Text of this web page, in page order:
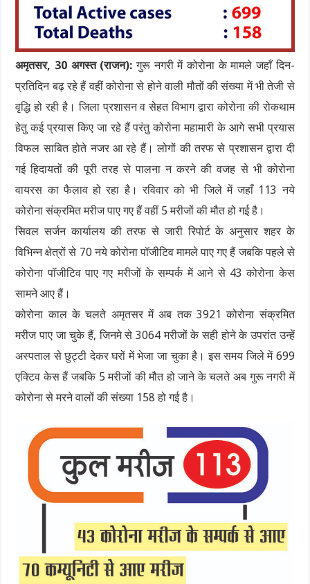
अमृतसर, 30 अगस्त (राजन):गुरू नगरी में कोरोना के मामले जहाँ दिन-
प्रतिदिन बढ़ रहे हैं वहीं कोरोना से होने वाली मौतों की संख्या में भी तेजी से
वृद्धि हो रही है। जिला प्रशासन व सेहत विभाग द्वारा कोरोना की रोकथाम
हेतु कई प्रयास किए जा रहे हैं परंतु कोरोना महामारी के आगे सभी प्रयास
विफल साबित होते नजर आ रहे हैं। लोगों की तरफ से प्रशासन द्वारा दी
गई हिदायतों की पूरी तरह से पालना न करने की वजह से भी कोरोना
वायरस का फैलाव हो रहा है। रविवार को भी जिले में जहाँ 113 नये
कोरोना संक्रमित मरीज पाए गए हैं वहीं 5 मरीजों की मौत हो गई है।
सिवल सर्जन कार्यालय की तरफ से जारी रिपोर्ट के अनुसार शहर के
विभिन्न क्षेत्रों से 70 नये कोरोना पॉजीटिव मामले पाए गए हैं जबकि पहले से
कोरोना पॉजीटिव पाए गए मरीजों के सम्पर्क में आने से 43 कोरोना केस
सामने आए हैं।
कोरोना काल के चलते अमृतसर में अब तक 3921 कोरोना संक्रमित
मरीज पाए जा चुके हैं, जिनमे से 3064 मरीजों के सही होने के उपरांत उन्हें
अस्पताल से छुट्टी देकर घरों में भेजा जा चुका है। इस समय जिले में 699
एक्टिव केस हैं जबकि 5 मरीजों की मौत हो जाने के चलते अब गुरू नगरी में
कोरोना से मरने वालों की संख्या 158 हो गई है।